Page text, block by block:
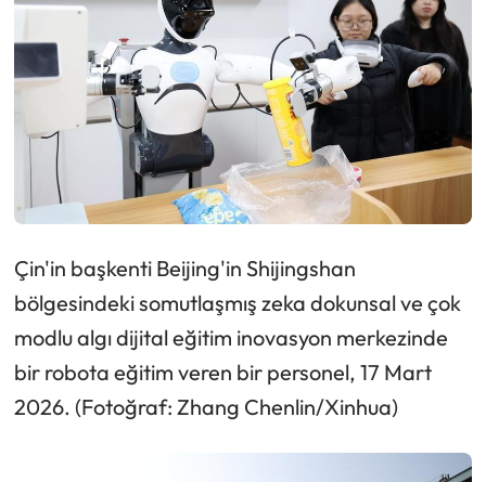
Çin'in başkenti Beijing'in Shijingshan
bölgesindeki somutlaşmış zeka dokunsal ve çok
modlu algı dijital eğitim inovasyon merkezinde
bir robota eğitim veren bir personel, 17 Mart
2026. (Fotoğraf: Zhang Chenlin/Xinhua)